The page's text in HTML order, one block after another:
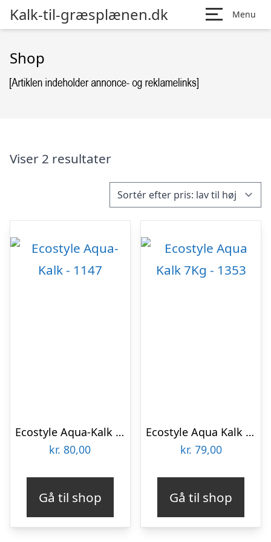
Kalk-til-græsplænen.dk Menu
Shop
Viser 2 resultater
Ecostyle Aqua-Kalk – 1147
kr. 80,00
Gå til shop
Ecostyle Aqua Kalk 7Kg – 1353
kr. 79,00
Gå til shop